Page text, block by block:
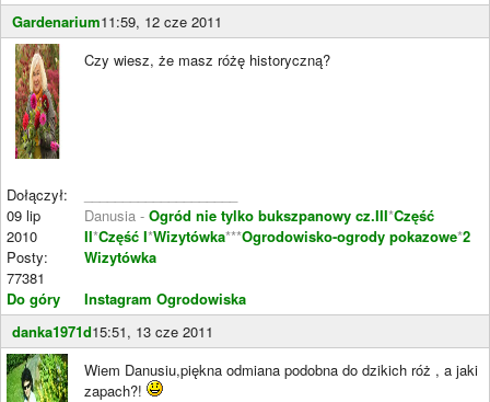
Gardenarium11:59, 12 cze 2011
Dołączył:
09 lip
2010
Posty:
77381
Do góry
Czy wiesz, że masz różę historyczną?
Danusia - Ogród nie tylko bukszpanowy cz.III*Część
II*Część I*Wizytówka***Ogrodowisko-ogrody pokazowe*2
Wizytówka
Instagram Ogrodowiska
danka1971d15:51, 13 cze 2011
Wiem Danusiu,piękna odmiana podobna do dzikich róż , a jaki
zapach?!